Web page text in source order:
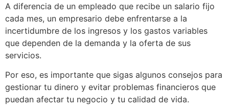
A diferencia de un empleado que recibe un salario fijo
cada mes, un empresario debe enfrentarse a la
incertidumbre de los ingresos y los gastos variables
que dependen de la demanda y la oferta de sus
servicios.
Por eso, es importante que sigas algunos consejos para
gestionar tu dinero y evitar problemas financieros que
puedan afectar tu negocio y tu calidad de vida.